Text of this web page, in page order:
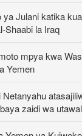
ya Julani katika
Shaabi la Iraq
mpya kwa
Yemen
Netanyahu
zaidi wa